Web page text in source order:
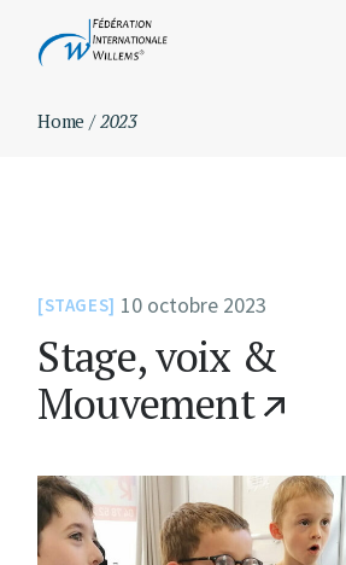
content
Home 2023
STAGES 10 octobre 2023
Stage, voix &
Mouvement